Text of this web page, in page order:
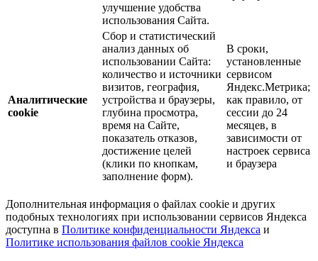
улучшение удобства
использования Сайта.
Аналитические
cookie
Сбор и статистический
анализ данных об
использовании Сайта:
количество и источники
визитов, география,
устройства и браузеры,
глубина просмотра,
время на Сайте,
показатель отказов,
достижение целей
(клики по кнопкам,
заполнение форм).
В сроки,
установленные
сервисом
Яндекс.Метрика;
как правило, от
сессии до 24
месяцев, в
зависимости от
настроек сервиса
и браузера
Дополнительная информация о файлах cookie и других
подобных технологиях при использовании сервисов Яндекса
доступна в Политике конфиденциальности Яндекса и
Политике использования файлов cookie Яндекса